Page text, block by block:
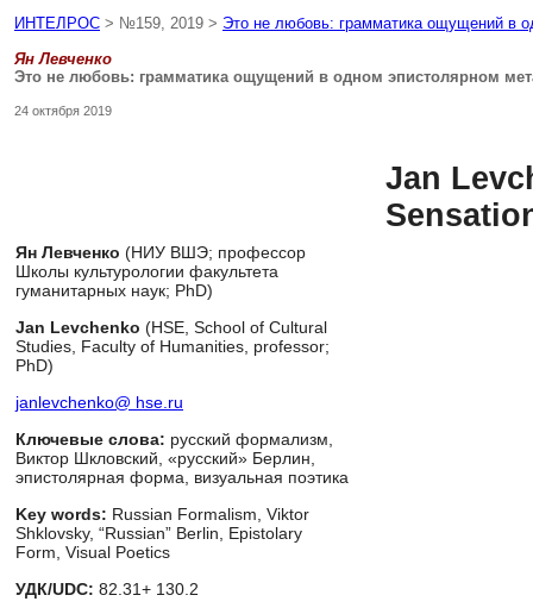
ИНТЕЛРОС > №159, 2019 > Это не любовь: грамматика ощущений в
Ян Левченко
Это не любовь: грамматика ощущений в одном эпистолярном
24 октября 2019
Ян Левченко (НИУ ВШЭ; профессор
Школы культурологии факультета
гуманитарных наук; PhD)
Jan Levchenko (HSE, School of Cultural
Studies, Faculty of Humanities, professor;
PhD)
janlevchenko@ hse.ru
Ключевые слова: русский формализм,
Виктор Шкловский, «русский» Берлин,
эпистолярная форма, визуальная поэтика
Key words: Russian Formalism, Viktor
Shklovsky, “Russian” Berlin, Epistolary
Form, Visual Poetics
УДК/UDC: 82.31+ 130.2
Jan